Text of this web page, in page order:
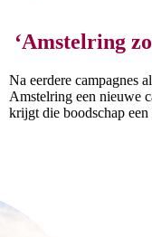
‘Amstelring
Na eerdere campagnes
Amstelring een nieuwe
krijgt die boodschap een